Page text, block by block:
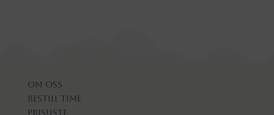
Om oss
Bestill time
Prisliste